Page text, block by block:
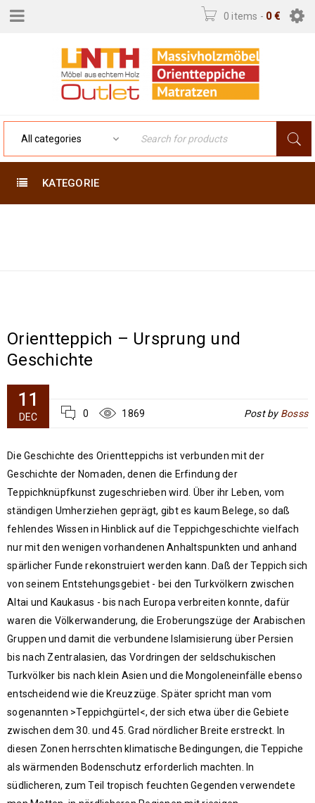
0 items - 0€
KATEGORIE
Orientteppich – Ursprung und
Geschichte
11
DEC 0 1869 Post by Bosss
Die Geschichte des Orientteppichs ist verbunden mit der
Geschichte der Nomaden, denen die Erfindung der
Teppichknüpfkunst zugeschrieben wird. Über ihr Leben, vom
ständigen Umherziehen geprägt, gibt es kaum Belege, so daß
fehlendes Wissen in Hinblick auf die Teppichgeschichte vielfach
nur mit den wenigen vorhandenen Anhaltspunkten und anhand
spärlicher Funde rekonstruiert werden kann. Daß der Teppich sich
von seinem Entstehungsgebiet - bei den Turkvölkern zwischen
Altai und Kaukasus - bis nach Europa verbreiten konnte, dafür
waren die Völkerwanderung, die Eroberungszüge der Arabischen
Gruppen und damit die verbundene Islamisierung über Persien
bis nach Zentralasien, das Vordringen der seldschukischen
Turkvölker bis nach klein Asien und die Mongoleneinfälle ebenso
entscheidend wie die Kreuzzüge. Später spricht man vom
sogenannten >Teppichgürtel<, der sich etwa über die Gebiete
zwischen dem 30. und 45. Grad nördlicher Breite erstreckt. In
diesen Zonen herrschten klimatische Bedingungen, die Teppiche
als wärmenden Bodenschutz erforderlich machten. In
südlicheren, zum Teil tropisch feuchten Gegenden verwendete